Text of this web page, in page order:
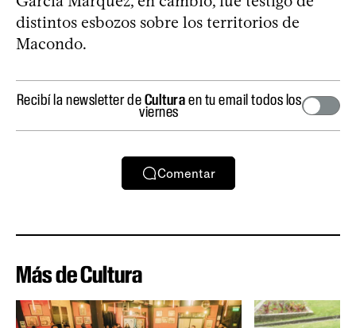
distintos esbozos sobre los territorios de
Macondo.
Recibí la newsletter deCulturaen tu email todos los
viernes
Comentar
Más de Cultura